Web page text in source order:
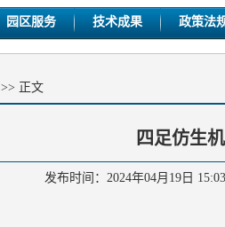
园区服务 技术成果 政策法
>> 正文
四足仿生
发布时间：2024年04月19日